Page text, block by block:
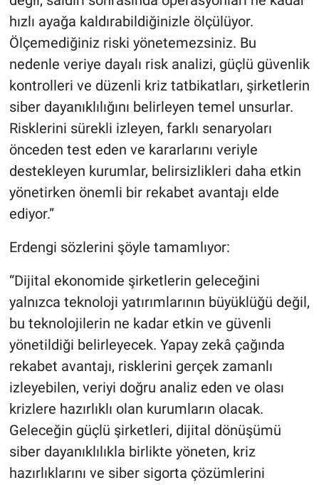
hızlı ayağa kaldırabildiğinizle ölçülüyor.
Ölçemediğiniz riski yönetemezsiniz. Bu
nedenle veriye dayalı risk analizi, güçlü güvenlik
kontrolleri ve düzenli kriz tatbikatları, şirketlerin
siber dayanıklılığını belirleyen temel unsurlar.
Risklerini sürekli izleyen, farklı senaryoları
önceden test eden ve kararlarını veriyle
destekleyen kurumlar, belirsizlikleri daha etkin
yönetirken önemli bir rekabet avantajı elde
ediyor.”
Erdengi sözlerini şöyle tamamlıyor:
“Dijital ekonomide şirketlerin geleceğini
yalnızca teknoloji yatırımlarının büyüklüğü değil,
bu teknolojilerin ne kadar etkin ve güvenli
yönetildiği belirleyecek. Yapay zekâ çağında
rekabet avantajı, risklerini gerçek zamanlı
izleyebilen, veriyi doğru analiz eden ve olası
krizlere hazırlıklı olan kurumların olacak.
Geleceğin güçlü şirketleri, dijital dönüşümü
siber dayanıklılıkla birlikte yöneten, kriz
hazırlıklarını ve siber sigorta çözümlerini